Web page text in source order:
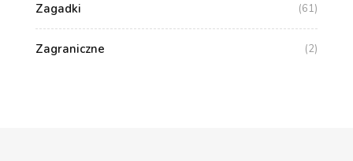
Zagadki (61)
Zagraniczne (2)